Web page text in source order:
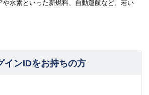
や水素といった新燃料、自動運航など、若い
インIDをお持ちの方